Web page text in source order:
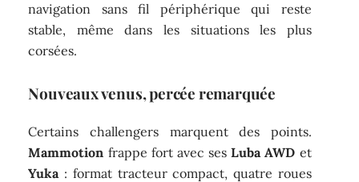
navigation sans fil périphérique qui reste
stable, même dans les situations les plus
corsées.
Nouveaux venus, percée remarquée
Certains challengers marquent des points.
Mammotion frappe fort avec sesLuba AWD et
Yuka : format tracteur compact, quatre roues